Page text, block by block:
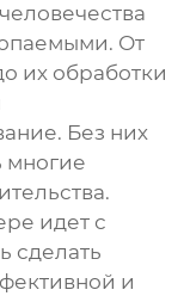
От
их обработки
Без них
многие
идет с
сделать
и